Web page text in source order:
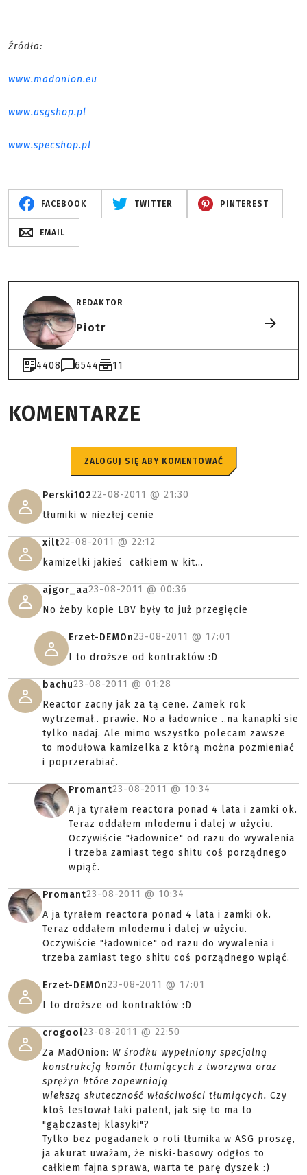
Źródła:
www.madonion.eu
www.asgshop.pl
www.specshop.pl
FACEBOOK TWITTER PINTEREST
EMAIL
REDAKTOR
Piotr
4408 6544 11
KOMENTARZE
ZALOGUJ SIĘ ABY KOMENTOWAĆ
Perski10222-08-2011 @ 21:30
tłumiki w niezłej cenie
xilt22-08-2011 @ 22:12
kamizelki jakieś całkiem w kit...
ajgor_aa23-08-2011 @ 00:36
No żeby kopie LBV były to już przegięcie
Erzet-DEMOn23-08-2011 @ 17:01
I to droższe od kontraktów :D
bachu23-08-2011 @ 01:28
Reactor zacny jak za tą cene. Zamek rok
wytrzemał.. prawie. No a ładownice ..na kanapki sie
tylko nadaj. Ale mimo wszystko polecam zawsze
to modułowa kamizelka z którą można pozmieniać
i poprzerabiać.
Promant23-08-2011 @ 10:34
A ja tyrałem reactora ponad 4 lata i zamki ok.
Teraz oddałem mlodemu i dalej w użyciu.
Oczywiście "ładownice" od razu do wywalenia
i trzeba zamiast tego shitu coś porządnego
wpiąć.
Promant23-08-2011 @ 10:34
A ja tyrałem reactora ponad 4 lata i zamki ok.
Teraz oddałem mlodemu i dalej w użyciu.
Oczywiście "ładownice" od razu do wywalenia i
trzeba zamiast tego shitu coś porządnego wpiąć.
Erzet-DEMOn23-08-2011 @ 17:01
I to droższe od kontraktów :D
crogool23-08-2011 @ 22:50
Za MadOnion: W środku wypełniony specjalną
konstrukcją komór tłumiących z tworzywa oraz
sprężyn które zapewniają
wiekszą skuteczność właściwości tłumiących. Czy
ktoś testował taki patent, jak się to ma to
"gąbczastej klasyki"?
Tylko bez pogadanek o roli tłumika w ASG proszę,
ja akurat uważam, że niski-basowy odgłos to
całkiem fajna sprawa, warta te parę dyszek :)